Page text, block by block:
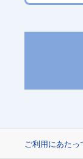
ご利用にあたっ